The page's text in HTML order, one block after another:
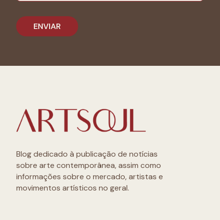
Blog dedicado à publicação de notícias
sobre arte contemporânea, assim como
informações sobre o mercado, artistas e
movimentos artísticos no geral.